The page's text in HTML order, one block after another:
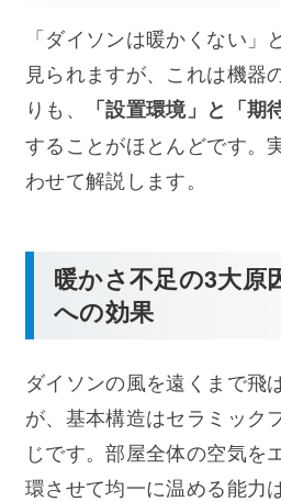
「ダイソンは暖かくない」
見られますが、これは機器
りも、
「設置環境」と「期
することがほとんどです。
わせて解説します。
暖かさ不足の3大原
への効果
ダイソンの風を遠くまで飛
が、基本構造はセラミック
じです。部屋全体の空気を
環させて均一に温める能力